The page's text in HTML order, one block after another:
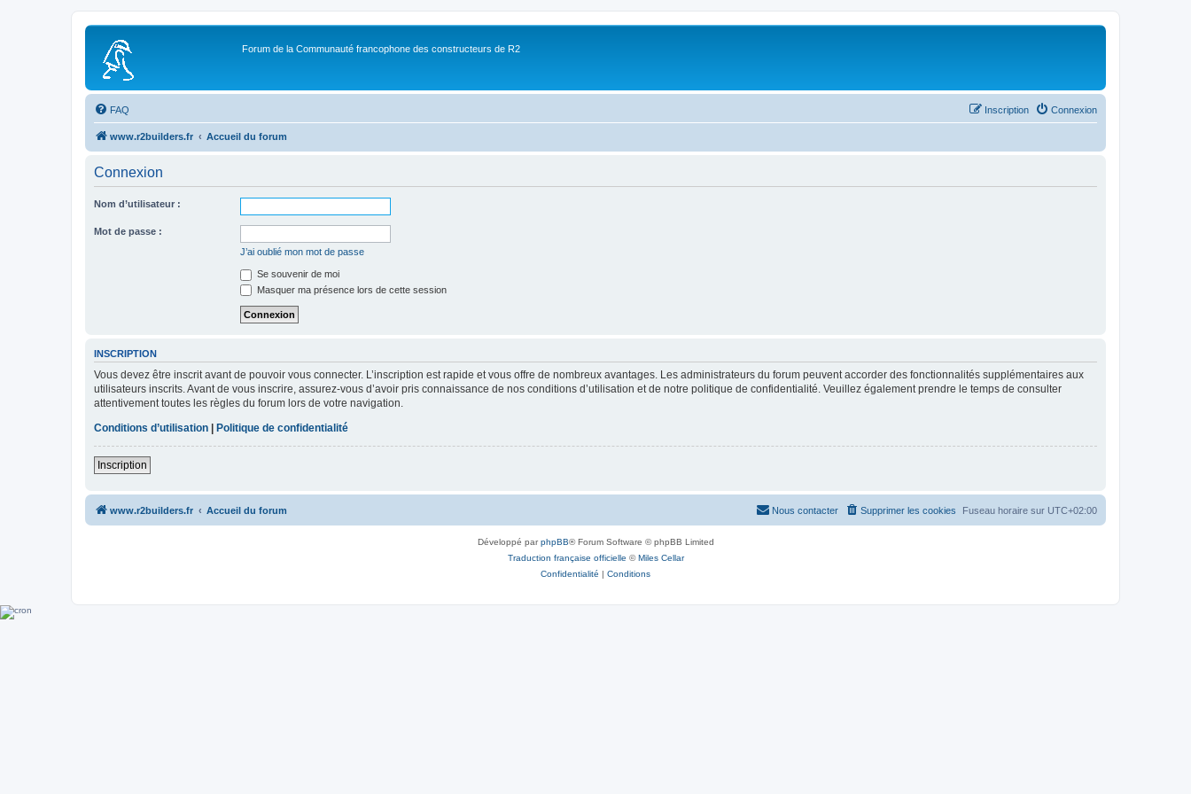
Forum de la Communauté francophone des constructeurs de R2
FAQ Connexion
Inscription
www.r2builders.fr Accueil du forum
Connexion
Nom d’utilisateur :
Mot de passe :
J’ai oublié mon mot de passe
Se souvenir de moi
Masquer ma présence lors de cette session
INSCRIPTION
Vous devez être inscrit avant de pouvoir vous connecter. L’inscription est rapide et vous offre de nombreux avantages. Les administrateurs du forum peuvent accorder des fonctionnalités supplémentaires aux
utilisateurs inscrits. Avant de vous inscrire, assurez-vous d’avoir pris connaissance de nos conditions d’utilisation et de notre politique de confidentialité. Veuillez également prendre le temps de consulter
attentivement toutes les règles du forum lors de votre navigation.
Conditions d’utilisation | Politique de confidentialité
Inscription
www.r2builders.fr Accueil du forum Fuseau horaire sur UTC+02:00
Supprimer les cookies
Nous contacter
Développé parphpBB® Forum Software © phpBB Limited
Traduction française officielle ©Miles Cellar
Confidentialité | Conditions